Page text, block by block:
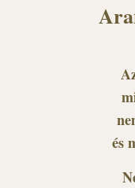
és